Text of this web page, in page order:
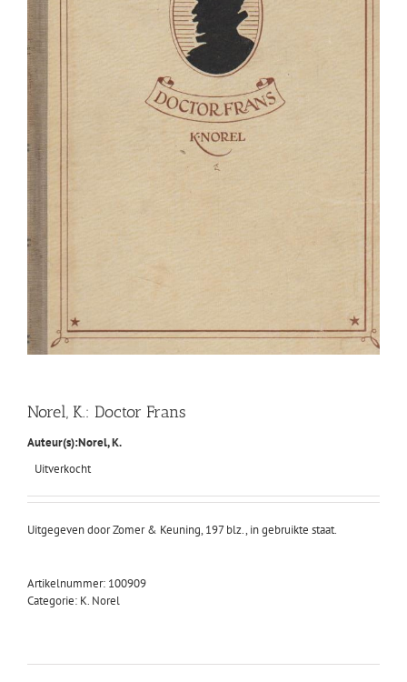
Norel, K.: Doctor Frans
Auteur(s):Norel, K.
Uitverkocht
Uitgegeven door Zomer & Keuning, 197 blz., in gebruikte staat.
Artikelnummer: 100909
Categorie: K. Norel